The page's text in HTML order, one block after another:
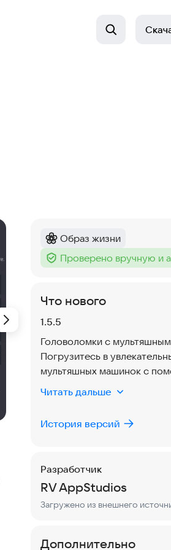
Категория:
Образ жизни
Тег :
Проверено вручную и
Что нового
Версия:
1.5.5
Головоломки с
Погрузитесь в
мультяшных машинок с
захватывающих
расставляют нужные
этом мышление и
производительность
Обновите сейчас и начните
приключение с
Читать дальше
История версий
Разработчик
RV AppStudios
Загружено из внешнего
Дополнительно